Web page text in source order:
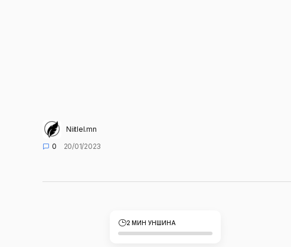
Niitlel.mn
0
20/01/2023
2 МИН УНШИНА